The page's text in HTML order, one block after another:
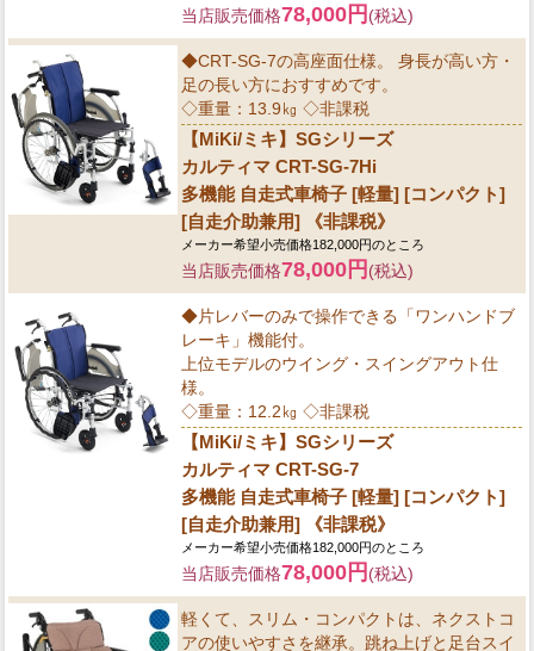
当店販売価格78,000円 (税込)
◆CRT-SG-7の高座面仕様。 身長が高い方・
足の長い方におすすめです。
◇重量：13.9㎏ ◇非課税
【MiKi/ミキ】SGシリーズ
カルティマ CRT-SG-7Hi
多機能 自走式車椅子 [軽量] [コンパクト]
[自走介助兼用] 《非課税》
メーカー希望小売価格182,000円のところ
当店販売価格78,000円 (税込)
◆片レバーのみで操作できる「ワンハンドブ
レーキ」機能付。
上位モデルのウイング・スイングアウト仕
様。
◇重量：12.2㎏ ◇非課税
【MiKi/ミキ】SGシリーズ
カルティマ CRT-SG-7
多機能 自走式車椅子 [軽量] [コンパクト]
[自走介助兼用] 《非課税》
メーカー希望小売価格182,000円のところ
当店販売価格78,000円 (税込)
軽くて、スリム・コンパクトは、ネクストコ
アの使いやすさを継承。跳ね上げと足台スイ